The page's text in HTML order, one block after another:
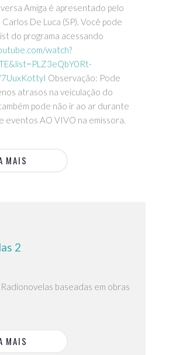
Amiga é apresentado pelo
De Luca (SP). Você pode
do programa acessando
watch?
Observação: Pode
atrasos na veiculação do
pode não ir ao ar durante
eventos AO VIVO na emissora.
MAIS
2
baseadas em obras
MAIS